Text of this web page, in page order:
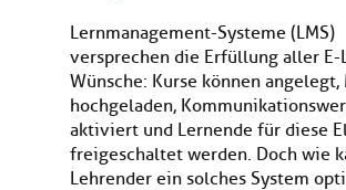
Lernmanagement-Systeme (LMS)
versprechen die Erfüllung aller E-
Wünsche: Kurse können
hochgeladen,
aktiviert und Lernende für diese
freigeschaltet werden. Doch wie
Lehrender ein solches System